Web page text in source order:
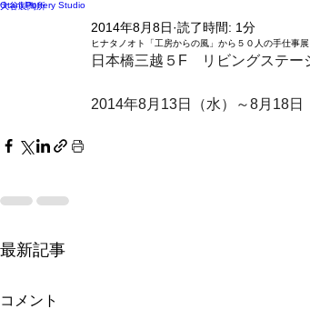
大谷製陶所
Otani Pottery Studio
ヒナタノオト「工房からの風」から５０人の手仕事展
2014年8月8日 読了時間: 1分
日本橋三越５F　リビングステー
2014年8月13日（水）～8月18日
最新記事
コメント